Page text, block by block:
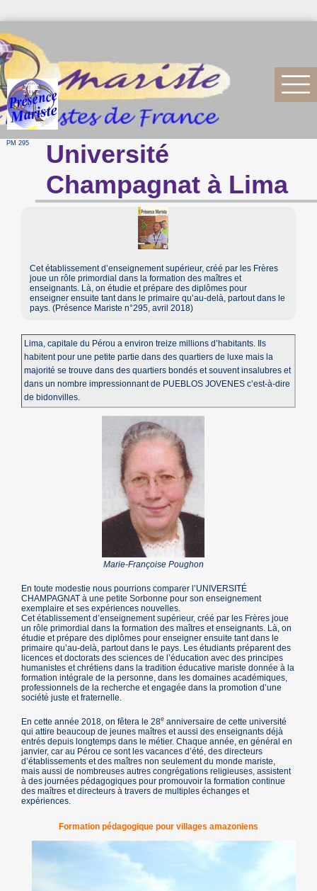
PM 295
Université
Champagnat à Lima
Cet établissement d’enseignement supérieur, créé par les Frères
joue un rôle primordial dans la formation des maîtres et
enseignants. Là, on étudie et prépare des diplômes pour
enseigner ensuite tant dans le primaire qu’au-delà, partout dans le
pays. (Présence Mariste n°295, avril 2018)
Lima, capitale du Pérou a environ treize millions d’habitants. Ils
habitent pour une petite partie dans des quartiers de luxe mais la
majorité se trouve dans des quartiers bondés et souvent insalubres et
dans un nombre impressionnant de PUEBLOS JOVENES c’est-à-dire
de bidonvilles.
Marie-Françoise Poughon
En toute modestie nous pourrions comparer l’UNIVERSITÉ
CHAMPAGNAT à une petite Sorbonne pour son enseignement
exemplaire et ses expériences nouvelles.
Cet établissement d’enseignement supérieur, créé par les Frères joue
un rôle primordial dans la formation des maîtres et enseignants. Là, on
étudie et prépare des diplômes pour enseigner ensuite tant dans le
primaire qu’au-delà, partout dans le pays. Les étudiants préparent des
licences et doctorats des sciences de l’éducation avec des principes
humanistes et chrétiens dans la tradition éducative mariste donnée à la
formation intégrale de la personne, dans les domaines académiques,
professionnels de la recherche et engagée dans la promotion d’une
société juste et fraternelle.
En cette année 2018, on fêtera le 28e anniversaire de cette université
qui attire beaucoup de jeunes maîtres et aussi des enseignants déjà
entrés depuis longtemps dans le métier. Chaque année, en général en
janvier, car au Pérou ce sont les vacances d’été, des directeurs
d’établissements et des maîtres non seulement du monde mariste,
mais aussi de nombreuses autres congrégations religieuses, assistent
à des journées pédagogiques pour promouvoir la formation continue
des maîtres et directeurs à travers de multiples échanges et
expériences.
Formation pédagogique pour villages amazoniens